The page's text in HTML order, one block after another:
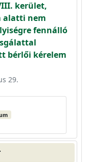
kerület,
alatti nem
fennálló
bérlői kérelem
29.